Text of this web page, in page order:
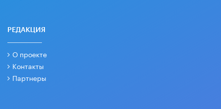
РЕДАКЦИЯ
О проекте
Контакты
Партнеры